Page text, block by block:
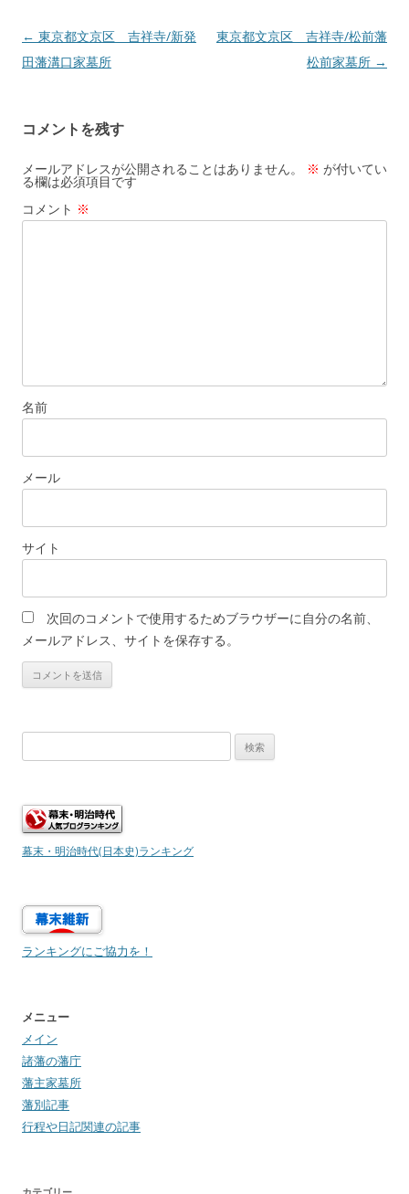
投
稿
ゲ
ー
シ
ョ
← 東京都文京区 吉祥寺/新発
田藩溝口家墓所
東京都文京区 吉祥寺/松前藩
松前家墓所 →
コメントを残す
メールアドレスが公開されることはありません。 ※ が付いてい
る欄は必須項目です
コメント ※
名前
メール
サイト
次回のコメントで使用するためブラウザーに自分の名前、
メールアドレス、サイトを保存する。
索:
幕末・明治時代(日本史)ランキング
ランキングにご協力を！
メニュー
メイン
諸藩の藩庁
藩主家墓所
藩別記事
行程や日記関連の記事
カテゴリー